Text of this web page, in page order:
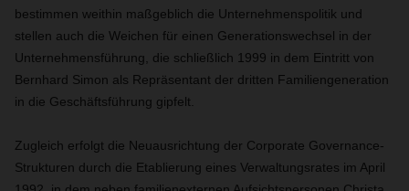
bestimmen weithin maßgeblich die Unternehmenspolitik und
stellen auch die Weichen für einen Generationswechsel in der
Unternehmensführung, die schließlich 1999 in dem Eintritt von
Bernhard Simon als Repräsentant der dritten Familiengeneration
in die Geschäftsführung gipfelt.
Zugleich erfolgt die Neuausrichtung der Corporate Governance-
Strukturen durch die Etablierung eines Verwaltungsrates im April